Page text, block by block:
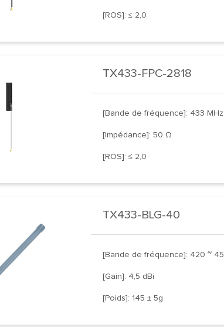
[ROS]: ≤ 2,0
TX433-FPC-2818
[Bande de fréquence]: 433 MHz
[Impédance]: 50 Ω
[ROS]: ≤ 2,0
TX433-BLG-40
[Bande de fréquence]: 420 ~
[Gain]: 4,5 dBi
[Poids]: 145 ± 5g